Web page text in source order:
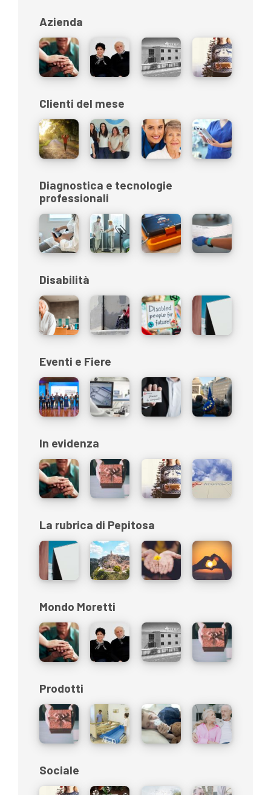
Azienda
Clienti del mese
Diagnostica e tecnologie
professionali
Disabilità
Eventi e Fiere
In evidenza
La rubrica di Pepitosa
Mondo Moretti
Prodotti
Sociale